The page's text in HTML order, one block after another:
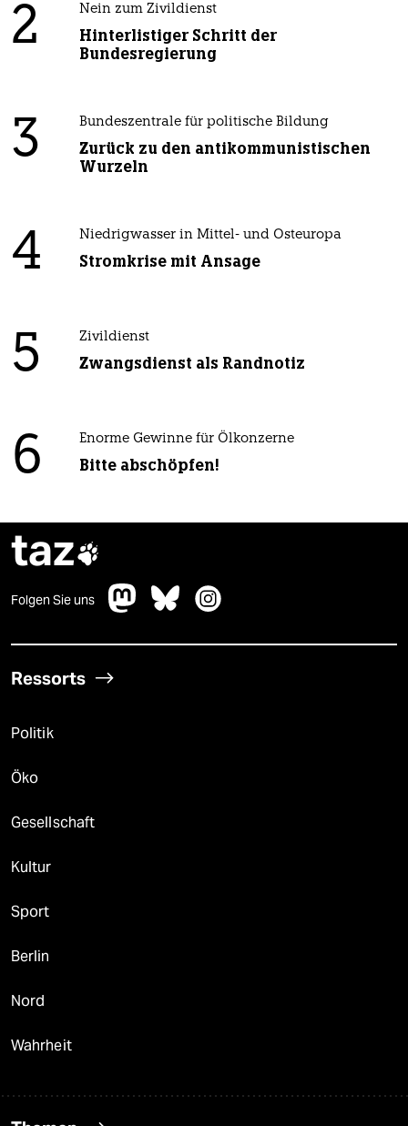
2 Nein zum Zivildienst
Hinterlistiger Schritt der
Bundesregierung
3 Bundeszentrale für politische Bildung
Zurück zu den antikommunistischen
Wurzeln
4 Niedrigwasser in Mittel- und Osteuropa
Stromkrise mit Ansage
5 Zivildienst
Zwangsdienst als Randnotiz
6 Enorme Gewinne für Ölkonzerne
Bitte abschöpfen!
taz
Folgen Sie uns
Ressorts
Politik
Öko
Gesellschaft
Kultur
Sport
Berlin
Nord
Wahrheit